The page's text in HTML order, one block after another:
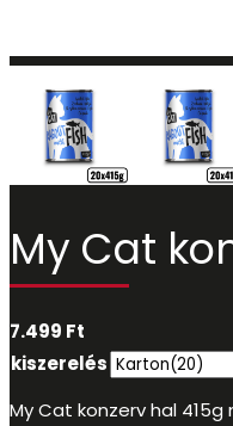
My Cat
7.499 Ft
kiszerelés
My Cat konzerv hal 415g